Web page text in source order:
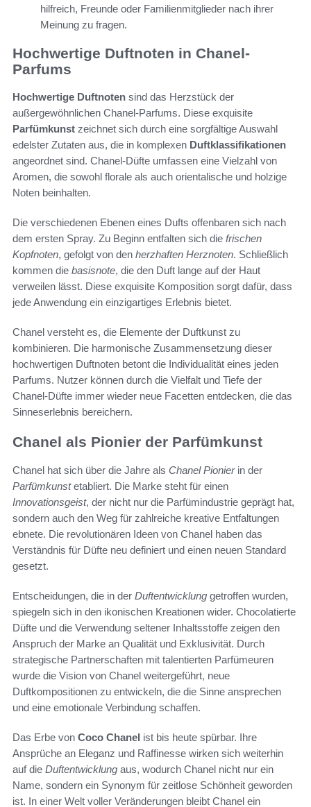
hilfreich, Freunde oder Familienmitglieder nach ihrer
Meinung zu fragen.
Hochwertige Duftnoten in Chanel-
Parfums
Hochwertige Duftnoten sind das Herzstück der
außergewöhnlichen Chanel-Parfums. Diese exquisite
Parfümkunst zeichnet sich durch eine sorgfältige Auswahl
edelster Zutaten aus, die in komplexen Duftklassifikationen
angeordnet sind. Chanel-Düfte umfassen eine Vielzahl von
Aromen, die sowohl florale als auch orientalische und holzige
Noten beinhalten.
Die verschiedenen Ebenen eines Dufts offenbaren sich nach
dem ersten Spray. Zu Beginn entfalten sich die frischen
Kopfnoten, gefolgt von den herzhaften Herznoten. Schließlich
kommen die basisnote, die den Duft lange auf der Haut
verweilen lässt. Diese exquisite Komposition sorgt dafür, dass
jede Anwendung ein einzigartiges Erlebnis bietet.
Chanel versteht es, die Elemente der Duftkunst zu
kombinieren. Die harmonische Zusammensetzung dieser
hochwertigen Duftnoten betont die Individualität eines jeden
Parfums. Nutzer können durch die Vielfalt und Tiefe der
Chanel-Düfte immer wieder neue Facetten entdecken, die das
Sinneserlebnis bereichern.
Chanel als Pionier der Parfümkunst
Chanel hat sich über die Jahre als Chanel Pionierin der
Parfümkunstetabliert. Die Marke steht für einen
Innovationsgeist, der nicht nur die Parfümindustrie geprägt hat,
sondern auch den Weg für zahlreiche kreative Entfaltungen
ebnete. Die revolutionären Ideen von Chanel haben das
Verständnis für Düfte neu definiert und einen neuen Standard
gesetzt.
Entscheidungen, die in der Duftentwicklung getroffen wurden,
spiegeln sich in den ikonischen Kreationen wider. Chocolatierte
Düfte und die Verwendung seltener Inhaltsstoffe zeigen den
Anspruch der Marke an Qualität und Exklusivität. Durch
strategische Partnerschaften mit talentierten Parfümeuren
wurde die Vision von Chanel weitergeführt, neue
Duftkompositionen zu entwickeln, die die Sinne ansprechen
und eine emotionale Verbindung schaffen.
Das Erbe von Coco Chanel ist bis heute spürbar. Ihre
Ansprüche an Eleganz und Raffinesse wirken sich weiterhin
auf die Duftentwicklung aus, wodurch Chanel nicht nur ein
Name, sondern ein Synonym für zeitlose Schönheit geworden
ist. In einer Welt voller Veränderungen bleibt Chanel ein